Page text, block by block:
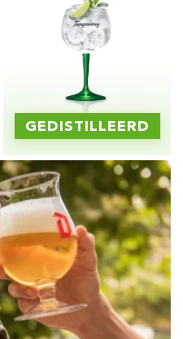
GEDISTILLEERD